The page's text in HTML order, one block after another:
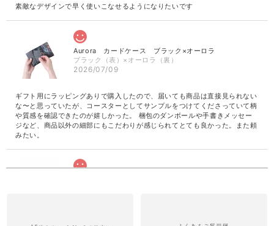
素敵なデザインで早く使いこなせるようになりたいです
Aurora カードケース ブラック×オーロラ
ブラック（表）×オーロラ（裏）
2026/07/09
ギフト用にラッピングありで購入したので、届いても商品は直接見られない
な〜と思っていたが、コースターとしてサンプルをつけてくださっていて柄
や質感を確認できたのが嬉しかった。 梱包のダンボールや手書きメッセー
ジなど、商品以外の細部にもこだわりが感じられてとても良かった。また頼
みたい。